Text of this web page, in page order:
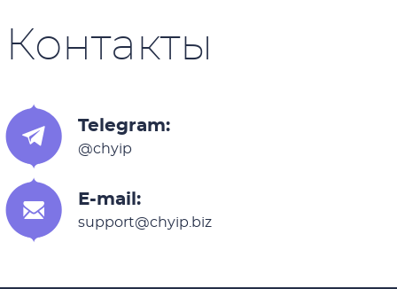
Контакты
Telegram:
@chyip
E-mail:
support@chyip.biz